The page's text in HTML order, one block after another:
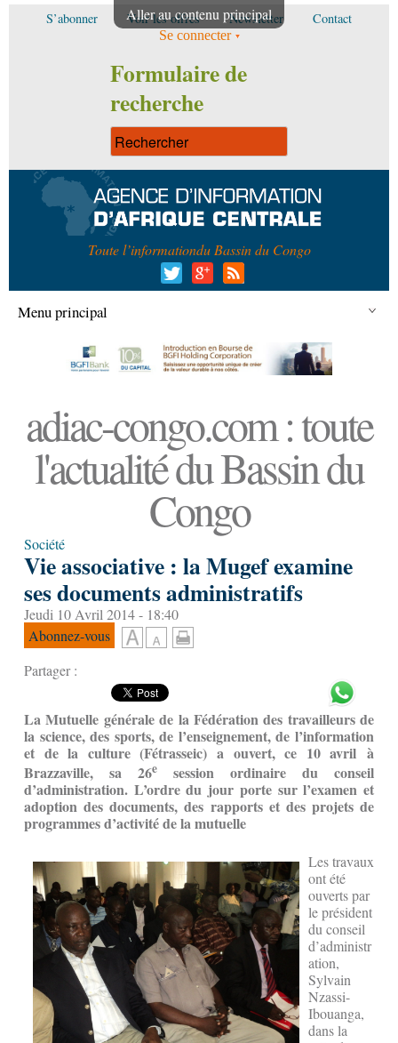
Aller au contenu principal
S’abonner Voir les offres Newsletter Contact
Se connecter
Formulaire de
recherche
Toute l’informationdu Bassin du Congo
Menu principal
adiac-congo.com : toute
l'actualité du Bassin du
Congo
Société
Vie associative : la Mugef examine
ses documents administratifs
Jeudi 10 Avril 2014 - 18:40
Abonnez-vous
Partager :
La Mutuelle générale de la Fédération des travailleurs de
la science, des sports, de l’enseignement, de l’information
et de la culture (Fétrasseic) a ouvert, ce 10 avril à
Brazzaville, sa 26e session ordinaire du conseil
d’administration. L’ordre du jour porte sur l’examen et
adoption des documents, des rapports et des projets de
programmes d’activité de la mutuelle
Les travaux
ont été
ouverts par
le président
du conseil
d’administr
ation,
Sylvain
Nzassi-
Ibouanga,
dans la